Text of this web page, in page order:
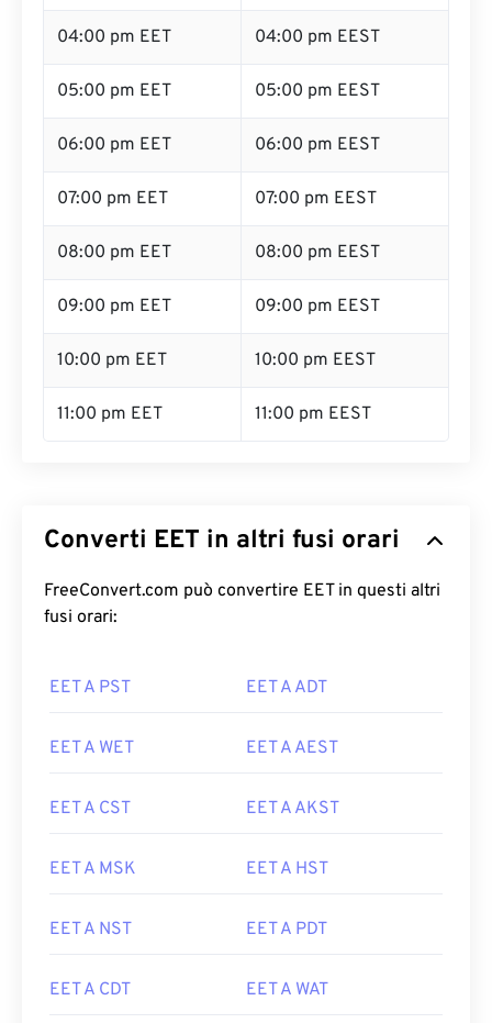
04:00 pm EET 04:00 pm EEST
05:00 pm EET 05:00 pm EEST
06:00 pm EET 06:00 pm EEST
07:00 pm EET 07:00 pm EEST
08:00 pm EET 08:00 pm EEST
09:00 pm EET 09:00 pm EEST
10:00 pm EET 10:00 pm EEST
11:00 pm EET 11:00 pm EEST
Converti EET in altri fusi orari
FreeConvert.com può convertire EET in questi altri
fusi orari:
EET A PST EET A ADT
EET A WET EET A AEST
EET A CST EET A AKST
EET A MSK EET A HST
EET A NST EET A PDT
EET A CDT EET A WAT